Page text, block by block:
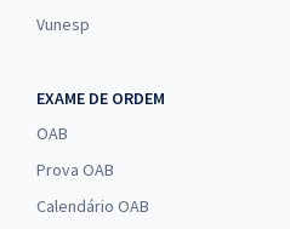
Vunesp
EXAME DE ORDEM
OAB
Prova OAB
Calendário OAB